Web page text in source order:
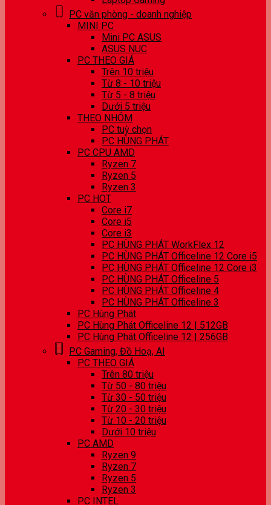
PC văn phòng - doanh nghiệp
MINI PC
Mini PC ASUS
ASUS NUC
PC THEO GIÁ
Trên 10 triệu
Từ 8 - 10 triệu
Từ 5 - 8 triệu
Dưới 5 triệu
THEO NHÓM
PC tuỳ chọn
PC HÙNG PHÁT
PC CPU AMD
Ryzen 7
Ryzen 5
Ryzen 3
PC HOT
Core i7
Core i5
Core i3
PC HÙNG PHÁT WorkFlex 12
PC HÙNG PHÁT Officeline 12 Core i5
PC HÙNG PHÁT Officeline 12 Core i3
PC HÙNG PHÁT Officeline 5
PC HÙNG PHÁT Officeline 4
PC HÙNG PHÁT Officeline 3
PC Hùng Phát
PC Hùng Phát Officeline 12 | 512GB
PC Hùng Phát Officeline 12 | 256GB
PC Gaming, Đồ Hoạ, AI
PC THEO GIÁ
Trên 80 triệu
Từ 50 - 80 triệu
Từ 30 - 50 triệu
Từ 20 - 30 triệu
Từ 10 - 20 triệu
Dưới 10 triệu
PC AMD
Ryzen 9
Ryzen 7
Ryzen 5
Ryzen 3
PC INTEL